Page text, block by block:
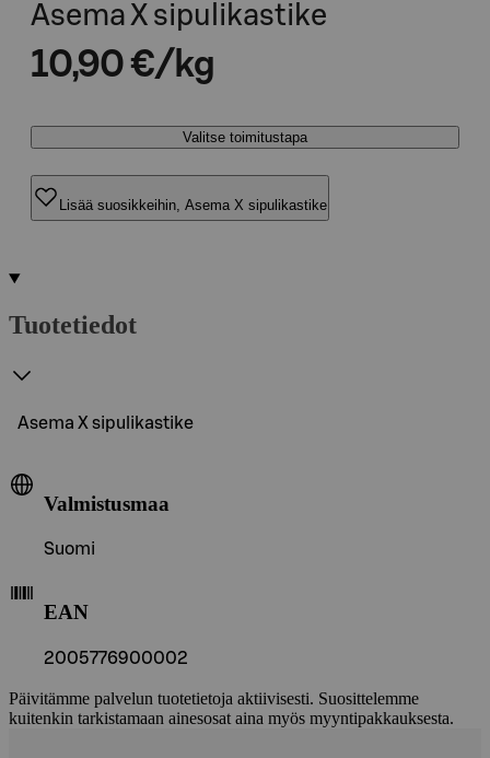
Asema X sipulikastike
10,90 €/kg
Valitse toimitustapa
Lisää suosikkeihin, Asema X sipulikastike
Tuotetiedot
Asema X sipulikastike
Valmistusmaa
Suomi
EAN
2005776900002
Päivitämme palvelun tuotetietoja aktiivisesti. Suosittelemme
kuitenkin tarkistamaan ainesosat aina myös myyntipakkauksesta.